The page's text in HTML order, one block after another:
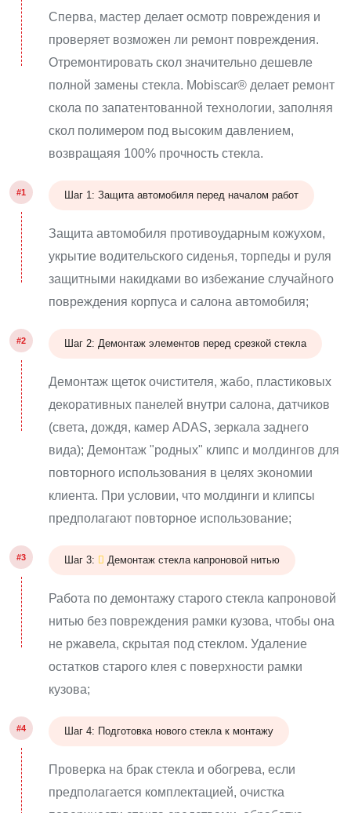
Сперва, мастер делает осмотр повреждения и
проверяет возможен ли ремонт повреждения.
Отремонтировать скол значительно дешевле
полной замены стекла. Mobiscar® делает ремонт
скола по запатентованной технологии, заполняя
скол полимером под высоким давлением,
возвращаяя 100% прочность стекла.
#1 Шаг 1: Защита автомобиля перед началом работ
Защита автомобиля противоударным кожухом,
укрытие водительского сиденья, торпеды и руля
защитными накидками во избежание случайного
повреждения корпуса и салона автомобиля;
#2 Шаг 2: Демонтаж элементов перед срезкой стекла
Демонтаж щеток очистителя, жабо, пластиковых
декоративных панелей внутри салона, датчиков
(света, дождя, камер ADAS, зеркала заднего
вида); Демонтаж "родных" клипс и молдингов для
повторного использования в целях экономии
клиента. При условии, что молдинги и клипсы
предполагают повторное использование;
#3 Шаг 3: Демонтаж стекла капроновой нитью
Работа по демонтажу старого стекла капроновой
нитью без повреждения рамки кузова, чтобы она
не ржавела, скрытая под стеклом. Удаление
остатков старого клея с поверхности рамки
кузова;
#4 Шаг 4: Подготовка нового стекла к монтажу
Проверка на брак стекла и обогрева, если
предполагается комплектацией, очистка